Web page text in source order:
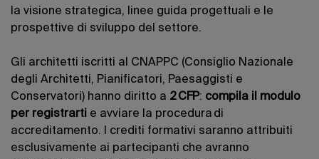
la visione strategica, linee guida progettuali e le
prospettive di sviluppo del settore.
Gli architetti iscritti al CNAPPC (Consiglio Nazionale
degli Architetti, Pianificatori, Paesaggisti e
Conservatori) hanno diritto a 2 CFP: compila il modulo
per registrarti e avviare la procedura di
accreditamento. I crediti formativi saranno attribuiti
esclusivamente ai partecipanti che avranno